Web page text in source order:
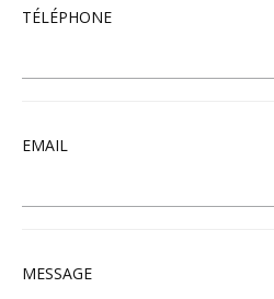
TÉLÉPHONE
EMAIL
MESSAGE